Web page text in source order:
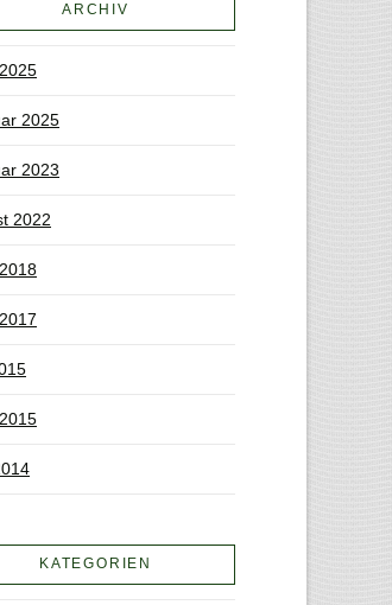
ARCHIV
2025
2023
2022
KATEGORIEN